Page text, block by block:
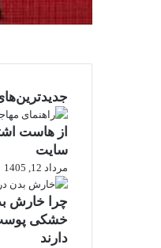
سایت
مرداد 12, 1405
چرا خارش
خشکی پوست
دارند